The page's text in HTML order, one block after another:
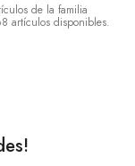
de la familia
artículos disponibles.